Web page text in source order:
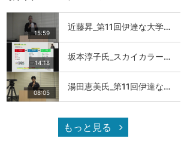
15:59
近藤昇_第11回伊達な大学院セミナー
14:18
坂本淳子氏_スカイカラー人材とは
08:05
湯田恵美氏_第11回伊達な大学院セミナー
もっと見る